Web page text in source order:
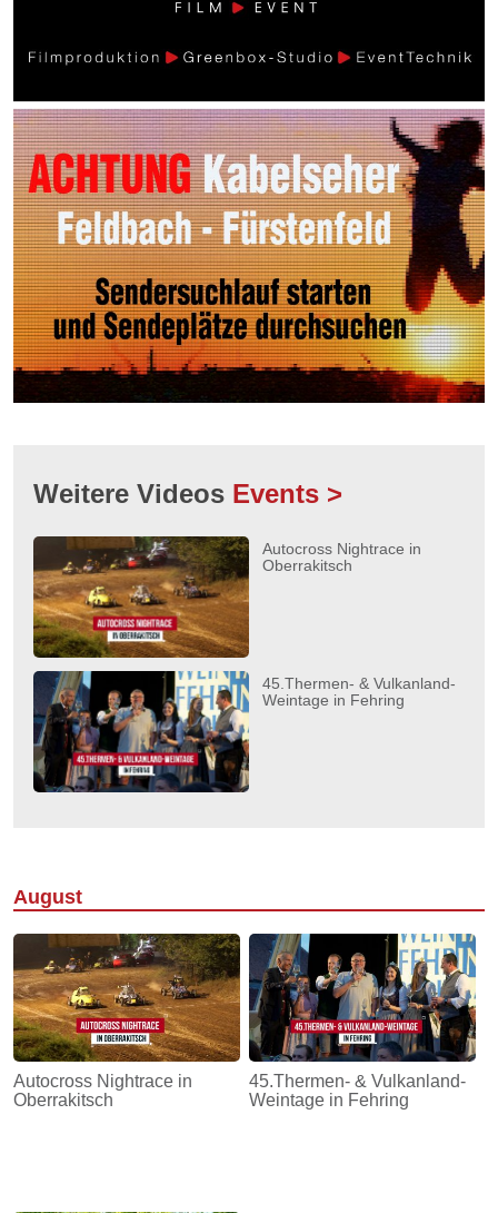
Weitere Videos Events >
Autocross Nightrace in
Oberrakitsch
45.Thermen- & Vulkanland-
Weintage in Fehring
August
Autocross Nightrace in
Oberrakitsch
45.Thermen- & Vulkanland-
Weintage in Fehring